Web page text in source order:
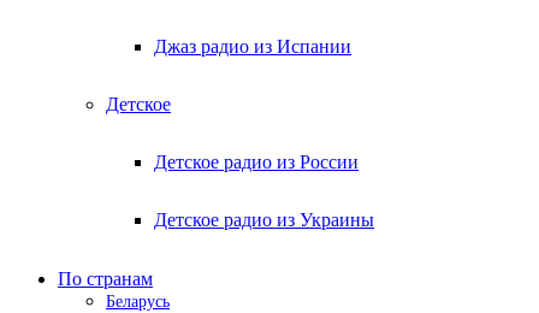
Джаз радио из Испании
Детское
Детское радио из России
Детское радио из Украины
По странам
Беларусь